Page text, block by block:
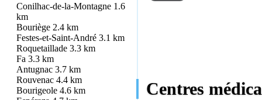
Conilhac-de-la-Montagne1.6
km
Bouriège2.4 km
Festes-et-Saint-André3.1 km
Roquetaillade3.3 km
Fa 3.3 km
Antugnac3.7 km
Rouvenac4.4 km
Bourigeole4.6 km
Centres